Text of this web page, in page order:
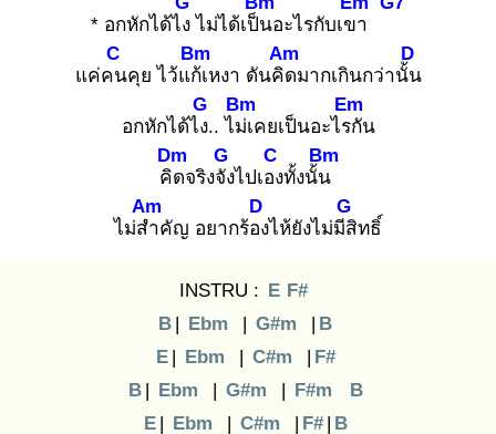
* อกหักได้ไงไม่ได้เป็นอะไรกับเขา
แค่คน
C
คุย ไว้แก้เ
Bm
หงา ดันคิด
Am
มากเกินกว่านั้น
D
อกหักได้ไง.
G
. ไม่เ
Bm
คยเป็นอะไรกั
Em
น
คิด
Dm
จริงจัง
G
ไปเอง
C
ทั้งนั้น
Bm
ไม่สำ
Am
คัญ อยากร้อง
D
ไห้ยังไม่มีสิ
G
ทธิ์
INSTRU : E F#
B | Ebm | G#m | B
E | Ebm | C#m | F#
B | Ebm | G#m | F#m
B
E | Ebm | C#m | F# | B